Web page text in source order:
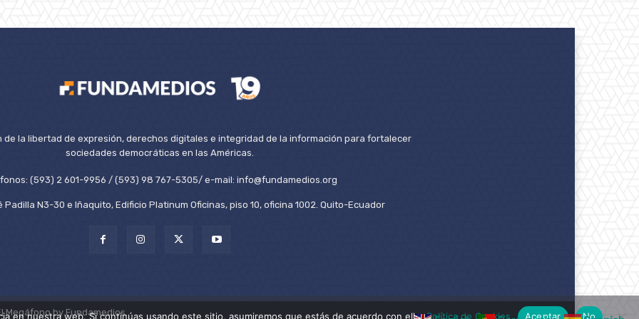
de la libertad de expresión, derechos digitales e integridad de la información para fortalecer
sociedades democráticas en las Américas.
(593) 2 601-9956 / (593) 98 767-5305/ e-mail: info@fundamedios.org
Padilla N3-30 e Iñaquito, Edificio Platinum Oficinas, piso 10, oficina 1002. Quito-Ecuador
Megáfono by Fundamedios.
en nuestra web. Si continúas usando este sitio, asumiremos que estás de acuerdo con ello.Política de Cookies Aceptar No